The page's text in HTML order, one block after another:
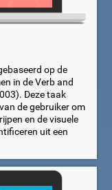
op de
in de Verb and
Deze taak
de gebruiker om
en de visuele
uit een